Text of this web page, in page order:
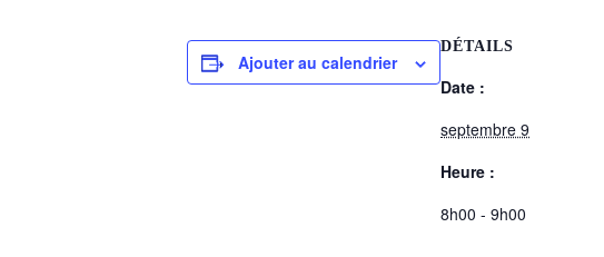
Ajouter au calendrier
DÉTAILS
Date :
septembre 9
Heure :
8h00 - 9h00